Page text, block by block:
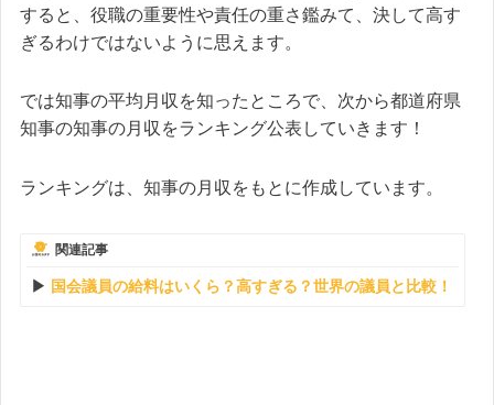
すると、役職の重要性や責任の重さ鑑みて、決して高す
ぎるわけではないように思えます。
では知事の平均月収を知ったところで、次から都道府県
知事の知事の月収をランキング公表していきます！
ランキングは、知事の月収をもとに作成しています。
関連記事
国会議員の給料はいくら？高すぎる？世界の議員と比較！